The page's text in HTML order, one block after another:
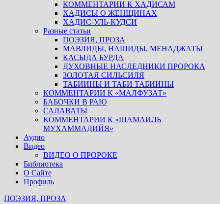
КОММЕНТАРИИ К ХАДИСАМ
ХАДИСЫ О ЖЕНЩИНАХ
ХАДИС-УЛЬ-КУДСИ
Разные статьи
ПОЭЗИЯ, ПРОЗА
МАВЛИДЫ, НАШИДЫ, МЕНАДЖАТЫ
КАСЫДА БУРДА
ДУХОВНЫЕ НАСЛЕДНИКИ ПРОРОКА
ЗОЛОТАЯ СИЛЬСИЛЯ
ТАБИИНЫ И ТАБИ ТАБИИНЫ
КОММЕНТАРИИ К «МАЛФУЗАТ»
БАБОЧКИ В РАЮ
САЛАВАТЫ
КОММЕНТАРИИ К «ШАМАИЛЬ
МУХАММАДИЙЯ»
Аудио
Видео
ВИДЕО О ПРОРОКЕ
Библиотека
О Сайте
Профиль
ПОЭЗИЯ, ПРОЗА